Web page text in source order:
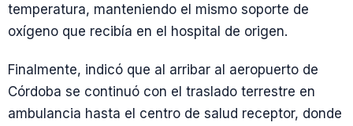
temperatura, manteniendo el mismo soporte de
oxígeno que recibía en el hospital de origen.
Finalmente, indicó que al arribar al aeropuerto de
Córdoba se continuó con el traslado terrestre en
ambulancia hasta el centro de salud receptor, donde